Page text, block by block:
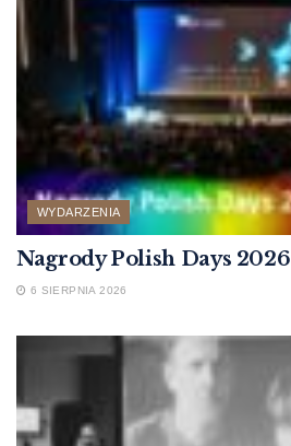
WYDARZENIA
Nagrody Polish Days 2026
6 SIERPNIA 2026